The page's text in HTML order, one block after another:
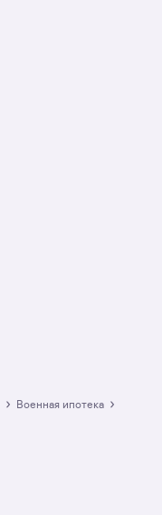
› военная ипотека ›